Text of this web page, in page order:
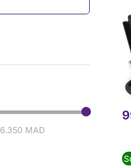
6.350 MAD